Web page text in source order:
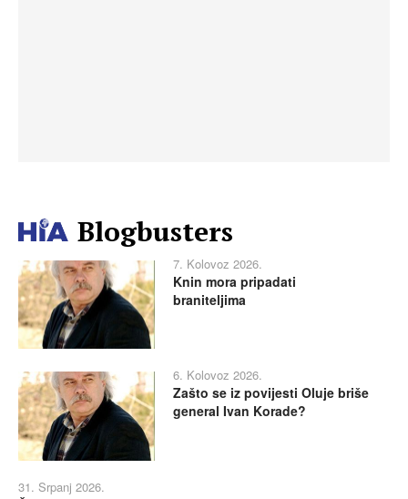
Blogbusters
7. Kolovoz 2026.
Knin mora pripadati
braniteljima
6. Kolovoz 2026.
Zašto se iz povijesti Oluje briše
general Ivan Korade?
31. Srpanj 2026.